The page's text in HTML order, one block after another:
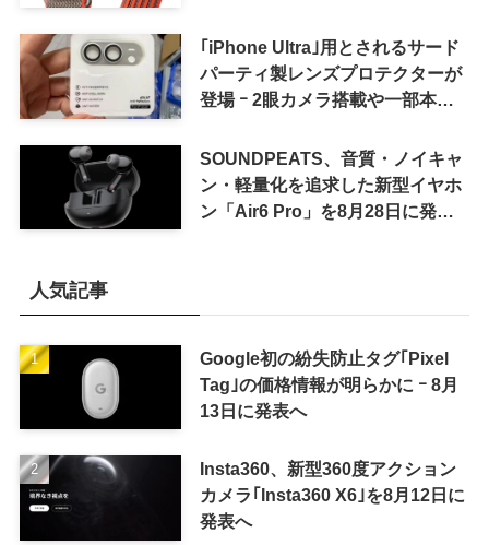
｢iPhone Ultra｣用とされるサード
パーティ製レンズプロテクターが
登場 ｰ 2眼カメラ搭載や一部本体
SOUNDPEATS、音質・ノイキャ
ン・軽量化を追求した新型イヤホ
ン「Air6 Pro」を8月28日に発売
人気記事
Google初の紛失防止タグ｢Pixel
Tag｣の価格情報が明らかに ｰ 8月
13日に発表へ
Insta360、新型360度アクション
カメラ｢Insta360 X6｣を8月12日に
発表へ